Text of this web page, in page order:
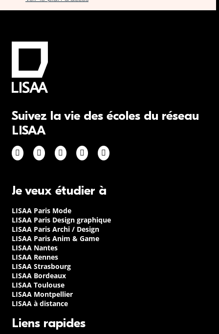
Suivez la vie des écoles du réseau
LISAA
Je veux étudier à
LISAA Paris Mode
LISAA Paris Design graphique
LISAA Paris Archi / Design
LISAA Paris Anim & Game
LISAA Nantes
LISAA Rennes
LISAA Strasbourg
LISAA Bordeaux
LISAA Toulouse
LISAA Montpellier
LISAA à distance
Liens rapides